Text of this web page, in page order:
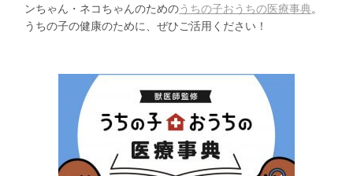
ンちゃん・ネコちゃんのためのうちの子おうちの医療事典。
うちの子の健康のために、ぜひご活用ください！